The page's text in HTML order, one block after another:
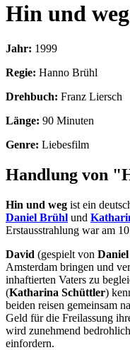
Hin und weg
Jahr: 1999
Regie: Hanno Brühl
Drehbuch: Franz Liersch
Länge: 90 Minuten
Genre: Liebesfilm
Handlung von
Hin und weg ist ein
Daniel Brühl und
Erstausstrahlung war am
David (gespielt von
Amsterdam bringen und
inhaftierten Vaters zu
(Katharina Schüttler)
beiden reisen gemeinsam
Geld für die Freilassung
wird zunehmend
einfordern.